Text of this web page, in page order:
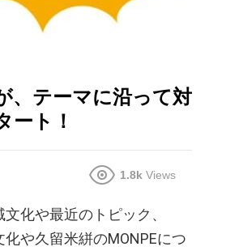
、テーマに沿って対
ート！
1.8k Views
化や最近のトピック、
や久留米絣のMONPEにつ